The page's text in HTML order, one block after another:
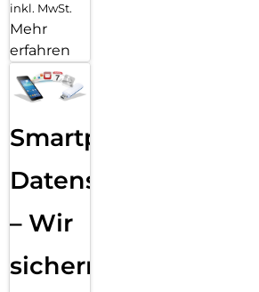
inkl. MwSt.
Mehr
erfahren
Smartphone
Datensicherung
– Wir
sichern